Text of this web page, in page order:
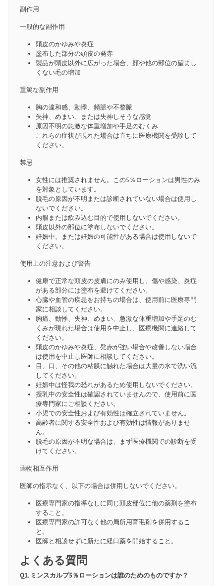
副作用
一般的な副作用
頭皮のかゆみや炎症
塗布した部分の頭皮の発赤
製品が頭皮以外に広がった場合、顔や他の部位の望まし
くない毛の増加
重篤な副作用
胸の違和感、動悸、頻脈や不整脈
失神、めまい、または失神しそうな感覚
原因不明の急激な体重増加や手足のむくみ
これらの症状が現れた場合は直ちに医療機関を受診して
ください。
禁忌
女性には推奨されません。この5％ローションは男性のみ
を対象としています。
脱毛の原因が不明または診断されていない場合は使用し
ないでください。
内服または飲み込む目的で使用しないでください。
頭皮以外の部位に塗布しないでください。
妊娠中、または妊娠の可能性がある場合は使用しないで
ください。
使用上の注意および警告
健康で正常な頭皮の皮膚にのみ使用し、傷や感染、炎症
がある部分には塗布を避けてください。
心臓や血管の疾患をお持ちの場合は、使用前に医療専門
家に相談してください。
胸痛、動悸、失神、めまい、急激な体重増加や手足のむ
くみが現れた場合は使用を中止し、医療機関に連絡して
ください。
頭皮のかゆみや炎症、発赤が強い場合や改善しない場合
は使用を中止し医師に相談してください。
目、口、その他の粘膜に触れた場合は大量の水で洗い流
してください。
妊娠中は怪我の恐れがあるため使用しないでください。
授乳中の安全性は確認されていませんので、使用前に医
療専門家にご相談ください。
小児での安全性および有効性は確立されていません。
高齢者に関する安全性および有効性は情報がありませ
ん。
脱毛の原因が不明な場合は、まず医療機関での診断を受
けてください。
薬物相互作用
医師の指示なく、以下の場合は併用しないでください。
医療専門家の指導なしに同じ頭皮部位に他の薬剤を塗布
すること。
医療専門家の許可なく他の局所用育毛剤を併用するこ
と。
医師と相談せずに新たに経口薬を開始すること。
よくある質問
Q1. ミンスカルプ5％ローションは誰のためのものですか？